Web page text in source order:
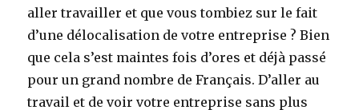
aller travailler et que vous tombiez sur le fait
d’une délocalisation de votre entreprise ? Bien
que cela s’est maintes fois d’ores et déjà passé
pour un grand nombre de Français. D’aller au
travail et de voir votre entreprise sans plus